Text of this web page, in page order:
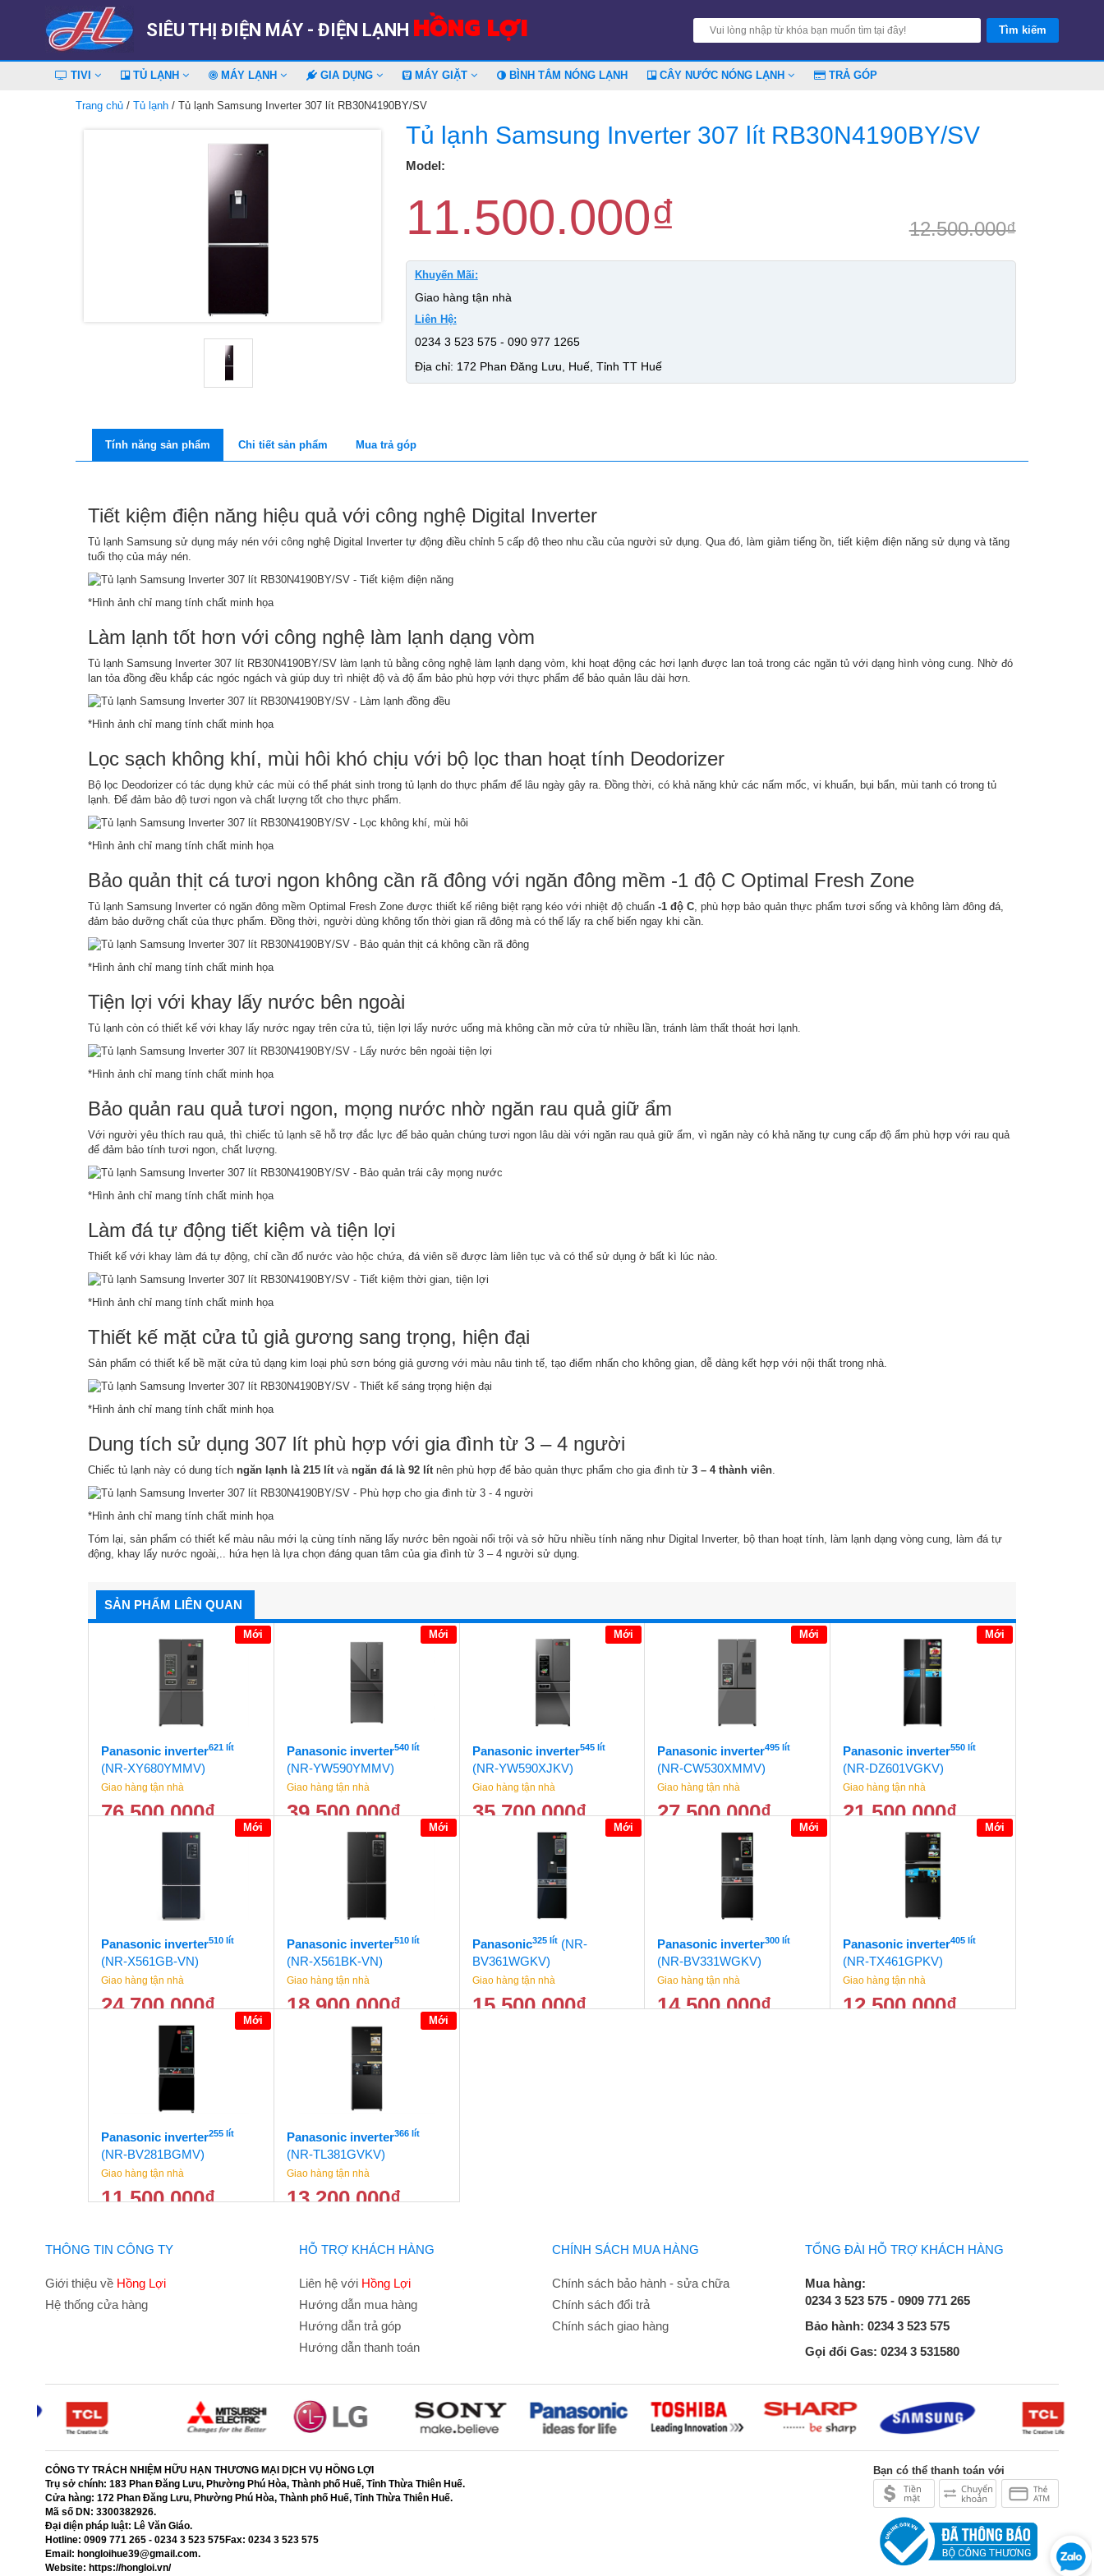
SIÊU THỊ ĐIỆN MÁY - ĐIỆN LẠNH HỒNG LỢI
TIVI TỦ LẠNH MÁY LẠNH GIA DỤNG MÁY GIẶT BÌNH TẮM NÓNG LẠNH CÂY NƯỚC NÓNG LẠNH TRẢ GÓP
Trang chủ /Tủ lạnh / Tủ lạnh Samsung Inverter 307 lít RB30N4190BY/SV
Tủ lạnh Samsung Inverter 307 lít RB30N4190BY/SV
Model:
11.500.000₫ 12.500.000₫
Khuyến Mãi:
Giao hàng tận nhà
Liên Hệ:
0234 3 523 575 - 090 977 1265
Địa chỉ: 172 Phan Đăng Lưu, Huế, Tỉnh TT Huế
Tính năng sản phẩm Chi tiết sản phẩm Mua trả góp
Tiết kiệm điện năng hiệu quả với công nghệ Digital Inverter
Tủ lạnh Samsung sử dụng máy nén với công nghệ Digital Inverter tự động điều chỉnh 5 cấp độ theo nhu cầu của người sử dụng. Qua đó, làm giảm tiếng ồn, tiết kiệm điện năng sử dụng và tăng
tuổi thọ của máy nén.
*Hình ảnh chỉ mang tính chất minh họa
Làm lạnh tốt hơn với công nghệ làm lạnh dạng vòm
Tủ lạnh Samsung Inverter 307 lít RB30N4190BY/SV làm lạnh tủ bằng công nghệ làm lạnh dạng vòm, khi hoạt động các hơi lạnh được lan toả trong các ngăn tủ với dạng hình vòng cung. Nhờ đó
lan tỏa đồng đều khắp các ngóc ngách và giúp duy trì nhiệt độ và độ ẩm bảo phù hợp với thực phẩm để bảo quản lâu dài hơn.
*Hình ảnh chỉ mang tính chất minh họa
Lọc sạch không khí, mùi hôi khó chịu với bộ lọc than hoạt tính Deodorizer
Bộ lọc Deodorizer có tác dụng khử các mùi có thể phát sinh trong tủ lạnh do thực phẩm để lâu ngày gây ra. Đồng thời, có khả năng khử các nấm mốc, vi khuẩn, bụi bẩn, mùi tanh có trong tủ
lạnh. Để đảm bảo độ tươi ngon và chất lượng tốt cho thực phẩm.
*Hình ảnh chỉ mang tính chất minh họa
Bảo quản thịt cá tươi ngon không cần rã đông với ngăn đông mềm -1 độ C Optimal Fresh Zone
Tủ lạnh Samsung Inverter có ngăn đông mềm Optimal Fresh Zone được thiết kế riêng biệt rạng kéo với nhiệt độ chuẩn-1 độ C, phù hợp bảo quản thực phẩm tươi sống và không làm đông đá,
đảm bảo dưỡng chất của thực phẩm. Đồng thời, người dùng không tốn thời gian rã đông mà có thể lấy ra chế biến ngay khi cần.
*Hình ảnh chỉ mang tính chất minh họa
Tiện lợi với khay lấy nước bên ngoài
Tủ lạnh còn có thiết kế với khay lấy nước ngay trên cửa tủ, tiện lợi lấy nước uống mà không cần mở cửa tử nhiều lần, tránh làm thất thoát hơi lạnh.
*Hình ảnh chỉ mang tính chất minh họa
Bảo quản rau quả tươi ngon, mọng nước nhờ ngăn rau quả giữ ẩm
Với người yêu thích rau quả, thì chiếc tủ lạnh sẽ hỗ trợ đắc lực để bảo quản chúng tươi ngon lâu dài với ngăn rau quả giữ ẩm, vì ngăn này có khả năng tự cung cấp độ ẩm phù hợp với rau quả
để đảm bảo tính tươi ngon, chất lượng.
*Hình ảnh chỉ mang tính chất minh họa
Làm đá tự động tiết kiệm và tiện lợi
Thiết kế với khay làm đá tự động, chỉ cần đổ nước vào hộc chứa, đá viên sẽ được làm liên tục và có thể sử dụng ở bất kì lúc nào.
*Hình ảnh chỉ mang tính chất minh họa
Thiết kế mặt cửa tủ giả gương sang trọng, hiện đại
Sản phẩm có thiết kế bề mặt cửa tủ dạng kim loại phủ sơn bóng giả gương với màu nâu tinh tế, tạo điểm nhấn cho không gian, dễ dàng kết hợp với nội thất trong nhà.
*Hình ảnh chỉ mang tính chất minh họa
Dung tích sử dụng 307 lít phù hợp với gia đình từ 3 – 4 người
Chiếc tủ lạnh này có dung tíchngăn lạnh là 215 lítvàngăn đá là 92 lítnên phù hợp để bảo quản thực phẩm cho gia đình từ3 – 4 thành viên.
*Hình ảnh chỉ mang tính chất minh họa
Tóm lại, sản phẩm có thiết kế màu nâu mới lạ cùng tính năng lấy nước bên ngoài nổi trội và sở hữu nhiều tính năng như Digital Inverter, bộ than hoạt tính, làm lạnh dạng vòng cung, làm đá tự
động, khay lấy nước ngoài,.. hứa hẹn là lựa chọn đáng quan tâm của gia đình từ 3 – 4 người sử dụng.
SẢN PHẨM LIÊN QUAN
Mới
Panasonic inverter621 lít
(NR-XY680YMMV)
Giao hàng tận nhà
76.500.000₫
77.500.000
Mới
Panasonic inverter540 lít
(NR-YW590YMMV)
Giao hàng tận nhà
39.500.000₫
40.500.000
Mới
Panasonic inverter545 lít
(NR-YW590XJKV)
Giao hàng tận nhà
35.700.000₫
Mới
Panasonic inverter495 lít
(NR-CW530XMMV)
Giao hàng tận nhà
27.500.000₫
28.500.000
Mới
Panasonic inverter550 lít
(NR-DZ601VGKV)
Giao hàng tận nhà
21.500.000₫
22.500.000
Mới
Panasonic inverter510 lít
(NR-X561GB-VN)
Giao hàng tận nhà
24.700.000₫
Mới
Panasonic inverter510 lít
(NR-X561BK-VN)
Giao hàng tận nhà
18.900.000₫
19.800.000
Mới
Panasonic325 lít (NR-
BV361WGKV)
Giao hàng tận nhà
15.500.000₫
Mới
Panasonic inverter300 lít
(NR-BV331WGKV)
Giao hàng tận nhà
14.500.000₫
Mới
Panasonic inverter405 lít
(NR-TX461GPKV)
Giao hàng tận nhà
12.500.000₫
Mới
Panasonic inverter255 lít
(NR-BV281BGMV)
Giao hàng tận nhà
11.500.000₫
Mới
Panasonic inverter366 lít
(NR-TL381GVKV)
Giao hàng tận nhà
13.200.000₫
THÔNG TIN CÔNG TY
Giới thiệu về Hồng Lợi
Hệ thống cửa hàng
HỖ TRỢ KHÁCH HÀNG
Liên hệ với Hồng Lợi
Hướng dẫn mua hàng
Hướng dẫn trả góp
Hướng dẫn thanh toán
CHÍNH SÁCH MUA HÀNG
Chính sách bảo hành - sửa chữa
Chính sách đổi trả
Chính sách giao hàng
TỔNG ĐÀI HỖ TRỢ KHÁCH HÀNG
Mua hàng:
0234 3 523 575 - 0909 771 265
Bảo hành: 0234 3 523 575
Gọi đổi Gas: 0234 3 531580
CÔNG TY TRÁCH NHIỆM HỮU HẠN THƯƠNG MẠI DỊCH VỤ HỒNG LỢI
Trụ sở chính: 183 Phan Đăng Lưu, Phường Phú Hòa, Thành phố Huế, Tỉnh Thừa Thiên Huế.
Cửa hàng: 172 Phan Đăng Lưu, Phường Phú Hòa, Thành phố Huế, Tỉnh Thừa Thiên Huế.
Mã số DN: 3300382926.
Đại diện pháp luật: Lê Văn Giáo.
Hotline: 0909 771 265 - 0234 3 523 575Fax: 0234 3 523 575
Email: hongloihue39@gmail.com.
Website: https://hongloi.vn/
Bạn có thể thanh toán với